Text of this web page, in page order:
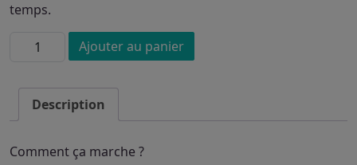
temps.
quantité
maîtresse
-
à
Ajouter au panier
Description
Comment ça marche ?